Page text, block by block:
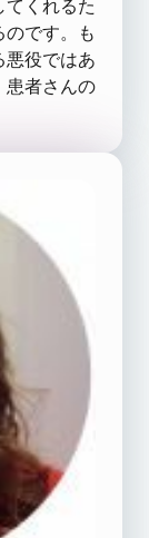
くれるた
です。も
悪役ではあ
患者さんの